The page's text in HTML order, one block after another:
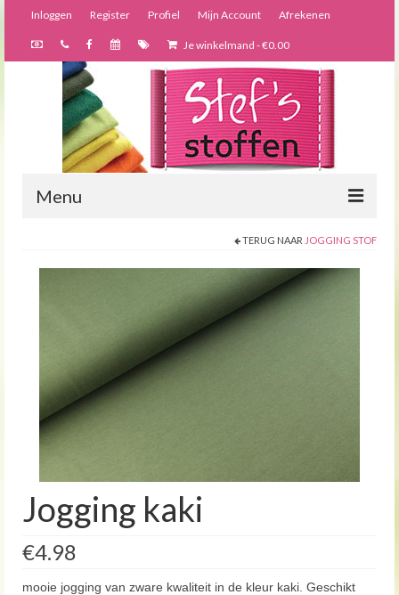
Inloggen Register Profiel Mijn Account Afrekenen
Je winkelmand -€0.00
Menu
Bijzondere creaties
Over ons
TERUG NAAR JOGGING STOF
Jogging kaki
€4.98
mooie jogging van zware kwaliteit in de kleur kaki. Geschikt